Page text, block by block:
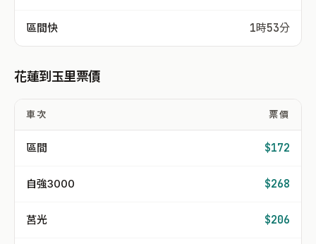
區間快 1時53分
花蓮到玉里票價
車次 票價
區間 $172
自強3000 $268
莒光 $206